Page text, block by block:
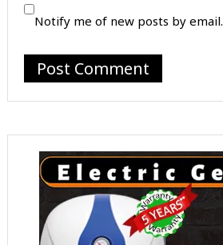
Notify me of new posts by email.